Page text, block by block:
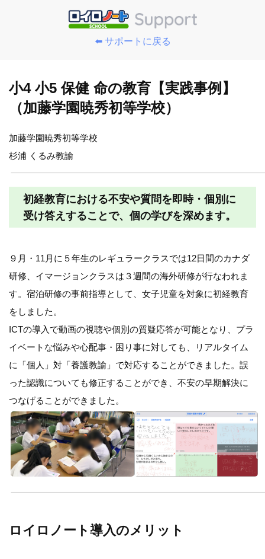
⬅️ サポートに戻る
小4 小5 保健 命の教育【実践事例】
（加藤学園暁秀初等学校）
加藤学園暁秀初等学校
杉浦 くるみ教諭
初経教育における不安や質問を即時・個別に
受け答えすることで、個の学びを深めます。
９月・11月に５年生のレギュラークラスでは12日間のカナダ
研修、イマージョンクラスは３週間の海外研修が行なわれま
す。宿泊研修の事前指導として、女子児童を対象に初経教育
をしました。
ICTの導入で動画の視聴や個別の質疑応答が可能となり、プラ
イベートな悩みや心配事・困り事に対しても、リアルタイム
に「個人」対「養護教諭」で対応することができました。誤
った認識についても修正することができ、不安の早期解決に
つなげることができました。
ロイロノート導入のメリット